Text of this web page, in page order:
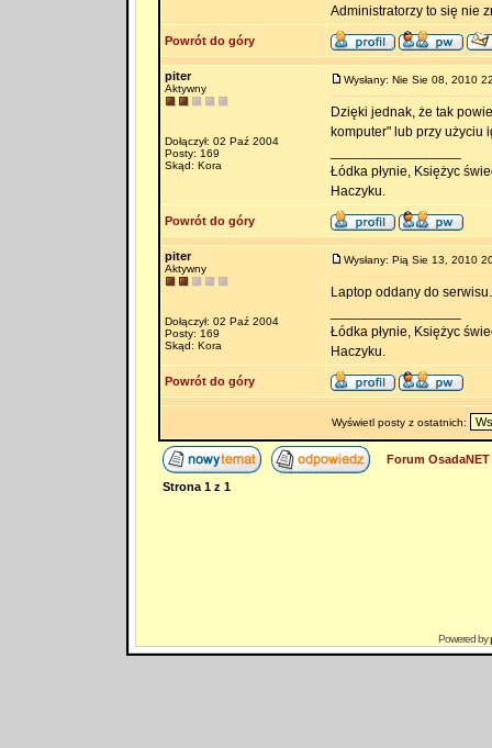
Administratorzy to się nie
Powrót do góry
piter
Aktywny
Dołączył: 02 Paź 2004
Posty: 169
Skąd: Kora
Wysłany: Nie Sie 08, 2010
Dzięki jednak, że tak
komputer" lub przy użyciu
Łódka płynie, Księżyc
Haczyku.
Powrót do góry
piter
Aktywny
Dołączył: 02 Paź 2004
Posty: 169
Skąd: Kora
Wysłany: Pią Sie 13, 2010
Laptop oddany do
Łódka płynie, Księżyc
Haczyku.
Powrót do góry
Wyświetl posty z ostatnich:
Forum
Strona 1z 1
Powered by